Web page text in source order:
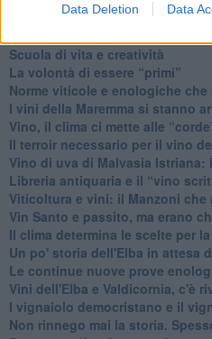
Data Deletion Data
Articoli dal Blog “Vignaioli e vini”
Scuola di vita e creatività
​La volontà di essere “primi”
Norme viticole e enologiche
​I vini della Maremma si stanno
Vino, il clima ci mette alle
Il terroir necessario per il vino
​Vino di uva di Malvasia Istriana:
​Libreria antiquaria e il “vino
​Viticoltura e vini: il Manzoni
​Vin Santo e passito, ma erano
Il clima determina le scelte per
Un po' storia dell'Elba in attesa
Le continue nuove prove
Vini dell'Elba e Valdicornia, c'è
​I vignaiolo democristano e il
​Non rinnego mai la storia.